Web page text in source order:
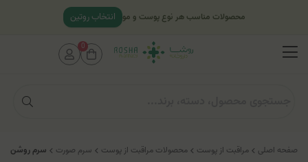
صفحه اصلی مراقبت از پوست محصولات مراقبت از پوست سرم صورت سرم روشن کننده پوست
محصولات مناسب هر نوع پوست و مو انتخاب روتین
0